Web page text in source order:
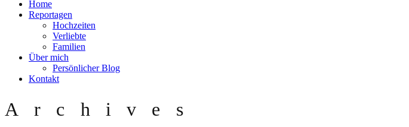
Home
Reportagen
Hochzeiten
Verliebte
Familien
Über mich
Persönlicher Blog
Kontakt
Archives